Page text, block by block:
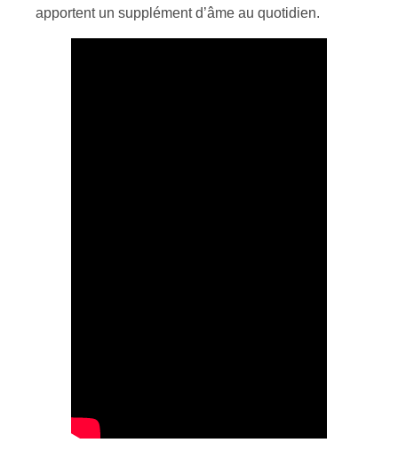
apportent un supplément d’âme au quotidien.